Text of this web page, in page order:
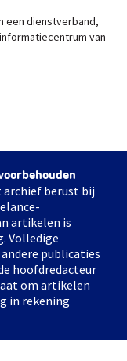
een dienstverband,
van
archief berust bij
artikelen is
Volledige
publicaties
hoofdredacteur
om artikelen
in rekening